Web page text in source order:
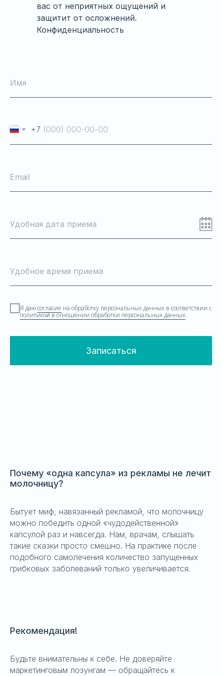
вас от неприятных ощущений и
защитит от осложнений.
Конфиденциальность
Имя
+7
Email
Удобная дата приема
Удобное время приема
Я даюсогласие на обработку персональных данных в соответствии с
политикой в отношении обработки персональных данных.
Записаться
Почему «одна капсула» из рекламы не лечит
молочницу?
Бытует миф, навязанный рекламой, что молочницу
можно победить одной «чудодейственной»
капсулой раз и навсегда. Нам, врачам, слышать
такие сказки просто смешно. На практике после
подобного самолечения количество запущенных
грибковых заболеваний только увеличивается.
Рекомендация!
Будьте внимательны к себе. Не доверяйте
маркетинговым лозунгам — обращайтесь к